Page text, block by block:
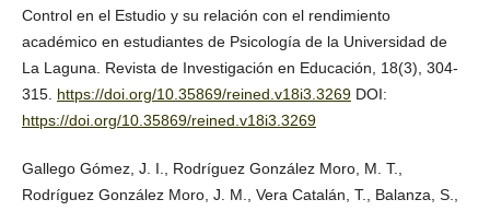
Control en el Estudio y su relación con el rendimiento
académico en estudiantes de Psicología de la Universidad de
La Laguna. Revista de Investigación en Educación, 18(3), 304-
315. https://doi.org/10.35869/reined.v18i3.3269DOI:
https://doi.org/10.35869/reined.v18i3.3269
Gallego Gómez, J. I., Rodríguez González Moro, M. T.,
Rodríguez González Moro, J. M., Vera Catalán, T., Balanza, S.,